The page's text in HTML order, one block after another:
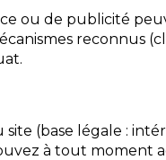
ou de publicité
reconnus
(base légale :
à tout moment